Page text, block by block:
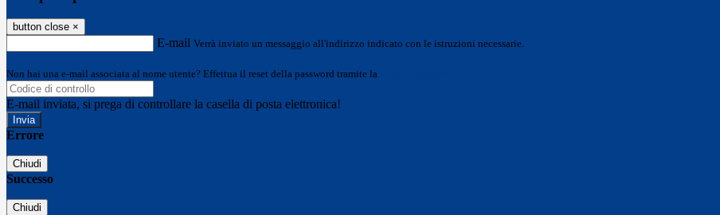
button close ×
E-mail Verrà inviato un messaggio all'indirizzo indicato con le istruzioni necessarie.
Non hai una e-mail associata al nome utente? Effettua il reset della password tramite la
E-mail inviata, si prega di controllare la casella di posta elettronica!
Errore
Chiudi
Successo
Chiudi